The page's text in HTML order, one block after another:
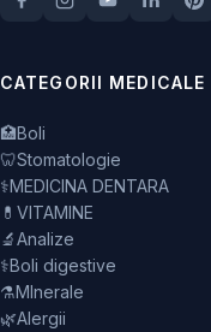
CATEGORII MEDICALE
🏥Boli
🦷Stomatologie
⚕️MEDICINA DENTARA
💊 VITAMINE
🔬Analize
⚕️Boli digestive
⚗️MInerale
🌿Alergii